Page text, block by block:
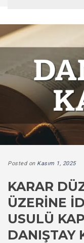
Posted on Kasım 1, 2025
KARAR
ÜZERINE
USULÜ
DANIŞTAY